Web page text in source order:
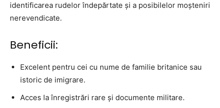
identificarea rudelor îndepărtate și a posibilelor moșteniri
nerevendicate.
Beneficii:
Excelent pentru cei cu nume de familie britanice sau
istoric de imigrare.
Acces la înregistrări rare și documente militare.